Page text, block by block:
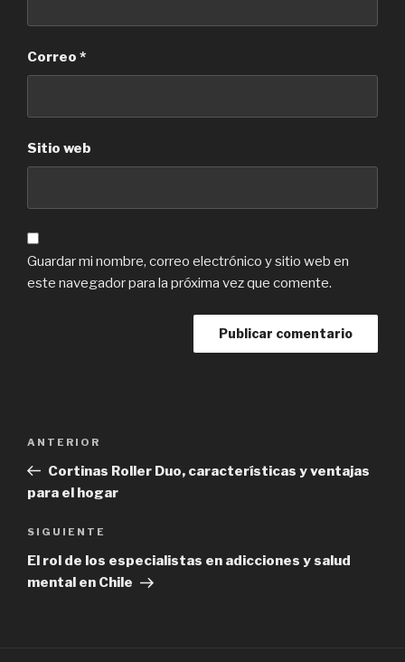
Correo *
Sitio web
Guardar mi nombre, correo electrónico y sitio web en
este navegador para la próxima vez que comente.
entradas
Previous
Post
ANTERIOR
Cortinas Roller Duo, características y ventajas
para el hogar
Next
Post
SIGUIENTE
El rol de los especialistas en adicciones y salud
mental en Chile